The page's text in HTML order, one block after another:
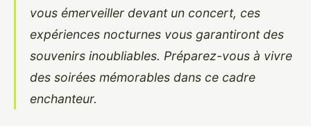
vous émerveiller devant un concert, ces
expériences nocturnes vous garantiront des
souvenirs inoubliables. Préparez-vous à vivre
des soirées mémorables dans ce cadre
enchanteur.